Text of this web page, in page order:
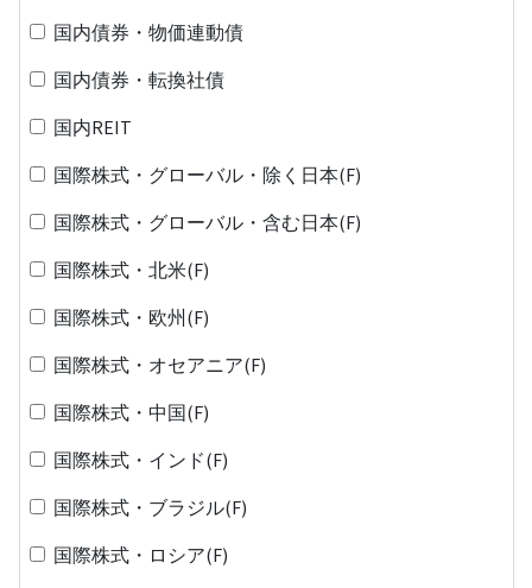
国内債券・物価連動債
国内債券・転換社債
国内REIT
国際株式・グローバル・除く日本(F)
国際株式・グローバル・含む日本(F)
国際株式・北米(F)
国際株式・欧州(F)
国際株式・オセアニア(F)
国際株式・中国(F)
国際株式・インド(F)
国際株式・ブラジル(F)
国際株式・ロシア(F)